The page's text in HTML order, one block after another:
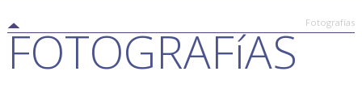
Fotografías
FOTOGRAFíAS